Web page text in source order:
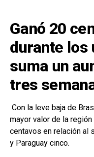
ce
b
o
o
k
at
s
A
p
p
ke
dI
n
Ganó 20
durante los
suma un
tres
Con la leve baja de
mayor valor de la
centavos en relación al
y Paraguay cinco.